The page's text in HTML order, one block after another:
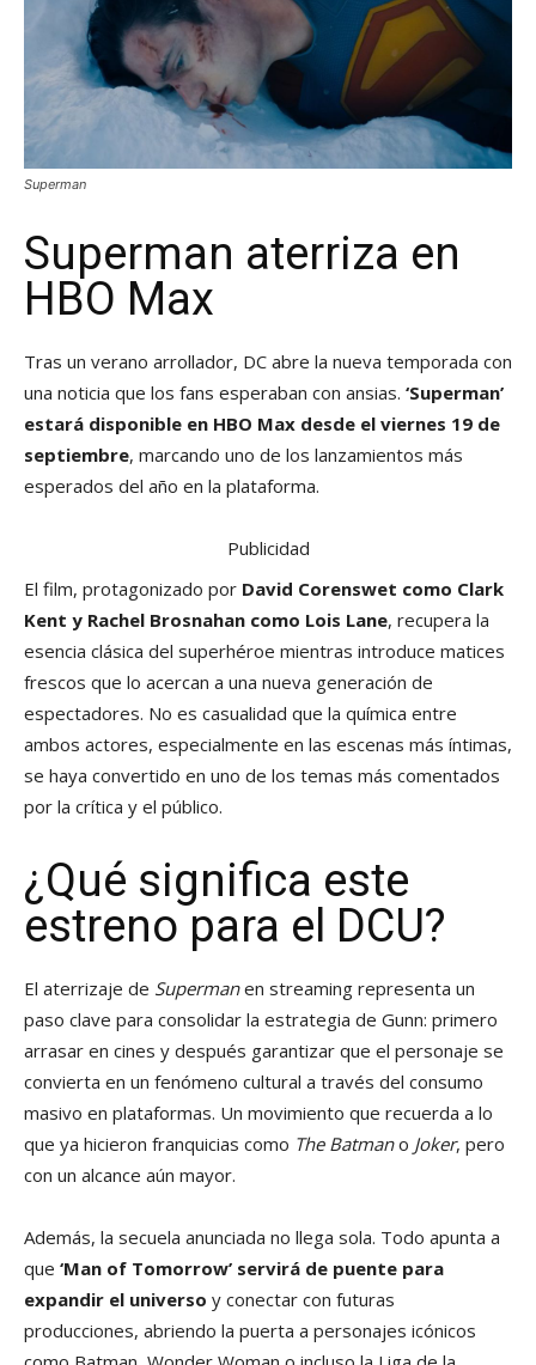
Superman
Superman aterriza en
HBO Max
Tras un verano arrollador, DC abre la nueva temporada con
una noticia que los fans esperaban con ansias. ‘Superman’
estará disponible en HBO Max desde el viernes 19 de
septiembre, marcando uno de los lanzamientos más
esperados del año en la plataforma.
Publicidad
El film, protagonizado por David Corenswet como Clark
Kent y Rachel Brosnahan como Lois Lane, recupera la
esencia clásica del superhéroe mientras introduce matices
frescos que lo acercan a una nueva generación de
espectadores. No es casualidad que la química entre
ambos actores, especialmente en las escenas más íntimas,
se haya convertido en uno de los temas más comentados
por la crítica y el público.
¿Qué significa este
estreno para el DCU?
El aterrizaje de Supermanen streaming representa un
paso clave para consolidar la estrategia de Gunn: primero
arrasar en cines y después garantizar que el personaje se
convierta en un fenómeno cultural a través del consumo
masivo en plataformas. Un movimiento que recuerda a lo
que ya hicieron franquicias como The Batmano Joker, pero
con un alcance aún mayor.
Además, la secuela anunciada no llega sola. Todo apunta a
que ‘Man of Tomorrow’ servirá de puente para
expandir el universo y conectar con futuras
producciones, abriendo la puerta a personajes icónicos